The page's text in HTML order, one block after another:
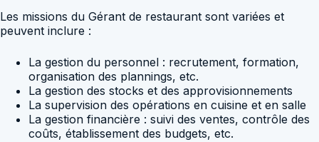
Les missions du Gérant de restaurant sont variées et
peuvent inclure :
La gestion du personnel : recrutement, formation,
organisation des plannings, etc.
La gestion des stocks et des approvisionnements
La supervision des opérations en cuisine et en salle
La gestion financière : suivi des ventes, contrôle des
coûts, établissement des budgets, etc.